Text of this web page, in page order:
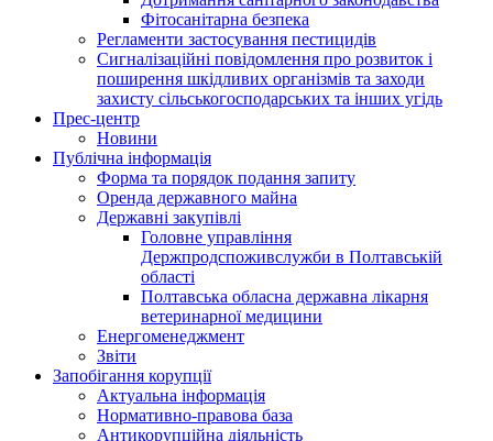
Фітосанітарна безпека
Регламенти застосування пестицидів
Сигналізаційні повідомлення про розвиток і
поширення шкідливих організмів та заходи
захисту сільськогосподарських та інших угідь
Прес-центр
Новини
Публічна інформація
Форма та порядок подання запиту
Оренда державного майна
Державні закупівлі
Головне управління
Держпродспоживслужби в Полтавській
області
Полтавська обласна державна лікарня
ветеринарної медицини
Енергоменеджмент
Звіти
Запобігання корупції
Актуальна інформація
Нормативно-правова база
Антикорупційна діяльність